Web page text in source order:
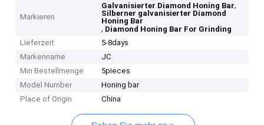
Markieren
Galvanisierter Diamond Honing Bar,
Silberner galvanisierter Diamond
Honing Bar
, Diamond Honing Bar For Grinding
Lieferzeit
5-8days
Markenname
JC
Min Bestellmenge
5pieces
Model Number
Honing bar
Place of Origin
China